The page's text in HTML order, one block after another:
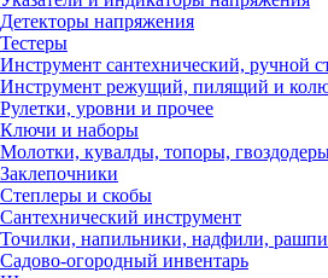
Детекторы напряжения
Тестеры
Инструмент сантехнический, ручной
Инструмент режущий, пилящий и
Рулетки, уровни и прочее
Ключи и наборы
Молотки, кувалды, топоры,
Заклепочники
Степлеры и скобы
Сантехнический инструмент
Точилки, напильники, надфили,
Садово-огородный инвентарь